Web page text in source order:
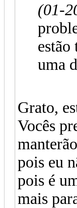
(01-
uma
Grato,
Vocês
pois eu
pois é
mais